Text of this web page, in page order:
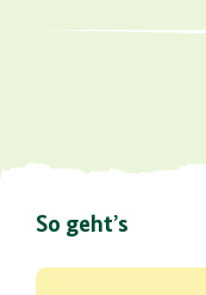
So geht’s